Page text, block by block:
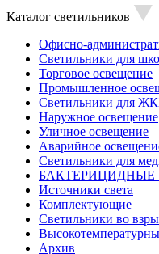
Каталог светильников
Офисно-
Светильники для
Торговое освещение
Промышленное
Светильники для
Наружное освещение
Уличное освещение
Аварийное
Светильники для
Источники света
Комплектующие
Светильники во
Архив